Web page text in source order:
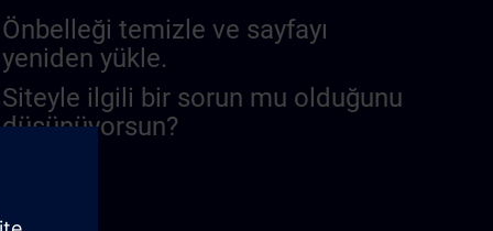
Önbelleği temizle ve sayfayı
yeniden yükle.
Siteyle ilgili bir sorun mu olduğunu
düşünüyorsun?